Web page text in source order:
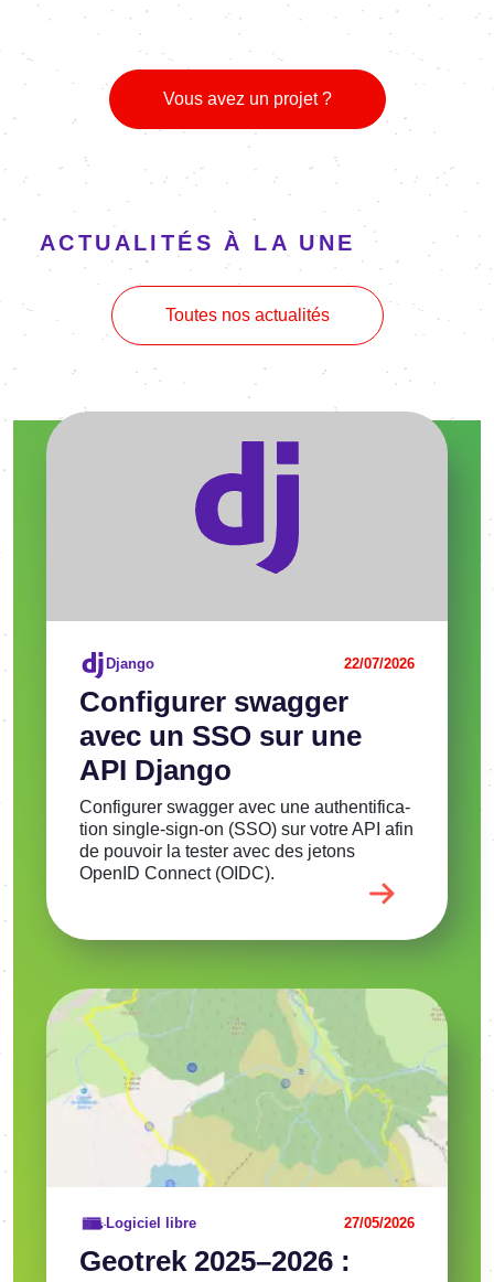
Vous avez un projet ?
ACTUALITÉS À LA UNE
Toutes nos actualités
Confi­gu­rer swag­ger
avec un SSO sur une
API Django
Django 22/07/2026
Confi­gu­rer swag­ger avec une authen­ti­fi­ca­
tion single-sign-on (SSO) sur votre API afin
de pouvoir la tester avec des jetons
OpenID Connect (OIDC).
Voir l'article
Geotrek 2025–2026 :
Logiciel libre 27/05/2026
Voir l'article
Image